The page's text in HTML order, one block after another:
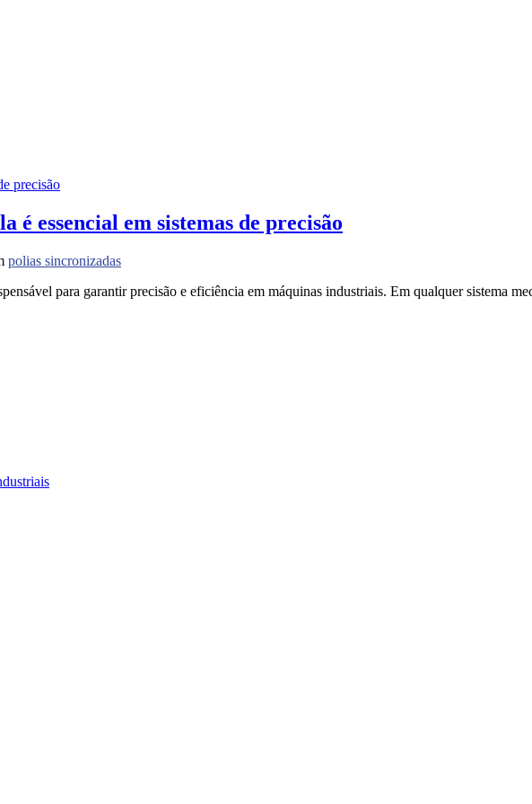
é essencial em sistemas de precisão
polias sincronizadas
para garantir precisão e eficiência em máquinas industriais. Em qualquer sistema